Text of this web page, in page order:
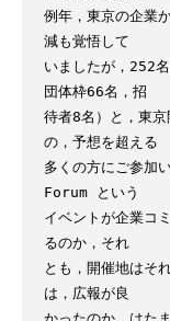
例年，東京の企業
減も覚悟して
いましたが，252
団体枠66名，招
待者8名）と，東
の，予想を超える
多くの方にご参加
Forum という
イベントが企業コ
るのか，それ
とも，開催地はそ
は，広報が良